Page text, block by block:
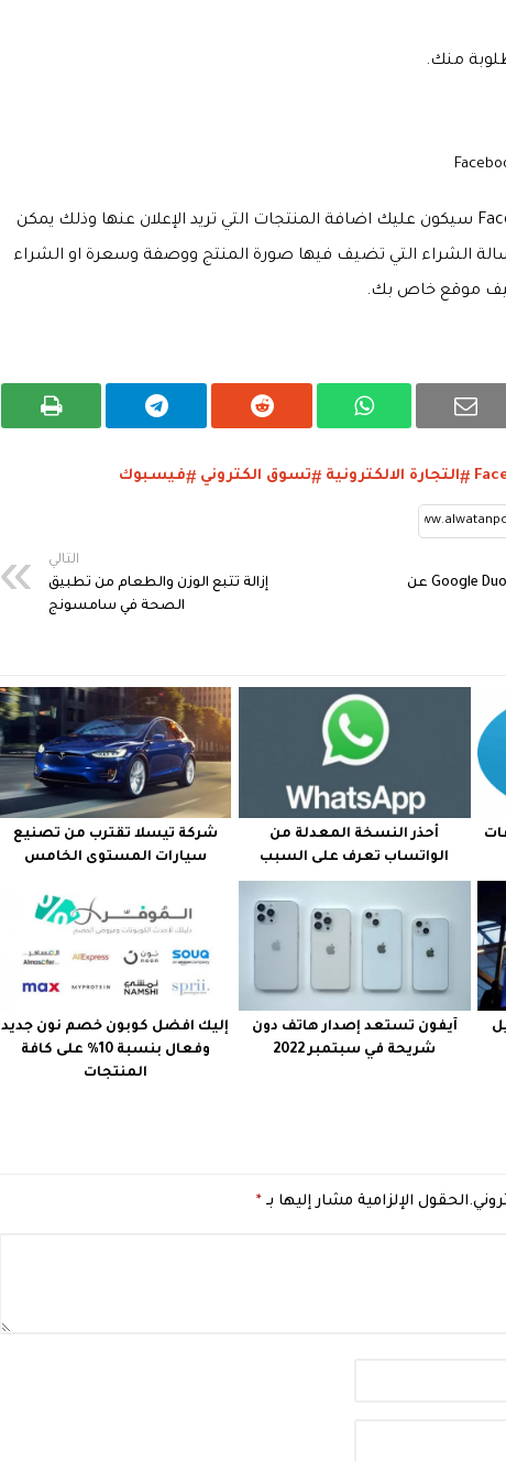
منك.
بعد اتمام انشاء Facebook Shop سيكون عليك اضافة المنتجات التي تريد الإعلان عنها وذلك يمكن
الشراء التي تضيف فيها صورة المنتج ووصفة وسعرة او الشراء
موقع خاص بك.
التجارة الالكترونية تسوق الكتروني فيسبوك
ثلاث أسباب تميز تطبيق Google Duo عن
التالي
إزالة تتبع الوزن والطعام من تطبيق
الصحة في سامسونج
أحذر النسخة المعدلة من
الواتساب تعرف على السبب
شركة تيسلا تقترب من تصنيع
سيارات المستوى الخامس
آيفون تستعد إصدار هاتف دون
شريحة في سبتمبر 2022
إليك افضل كوبون خصم نون جديد
وفعال بنسبة 10% على كافة
المنتجات
الحقول الإلزامية مشار إليها بـ *